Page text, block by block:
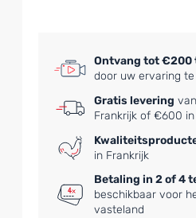
Ontvang tot €200
door uw ervaring
Gratis levering
Frankrijk of €600 in
in Frankrijk
Betaling in 2 of 4
beschikbaar voor
vasteland